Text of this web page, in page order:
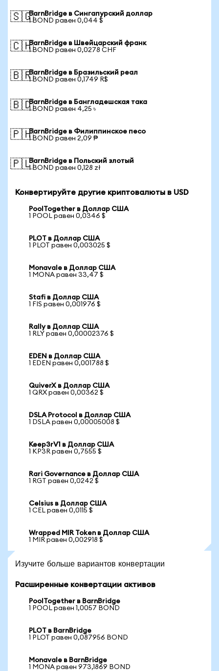
🇸🇬BarnBridge в Сингапурский доллар
1 BOND равен 0,044 $
🇨🇭BarnBridge в Швейцарский франк
1 BOND равен 0,0278 CHF
🇧🇷BarnBridge в Бразильский реал
1 BOND равен 0,1749 R$
🇧🇩BarnBridge в Бангладешская така
1 BOND равен 4,25 ৳
🇵🇭BarnBridge в Филиппинское песо
1 BOND равен 2,09 ₱
🇵🇱BarnBridge в Польский злотый
1 BOND равен 0,128 zł
Конвертируйте другие криптовалюты в USD
PoolTogether в Доллар США
1 POOL равен 0,0346 $
PLOT в Доллар США
1 PLOT равен 0,003025 $
Monavale в Доллар США
1 MONA равен 33,47 $
Stafi в Доллар США
1 FIS равен 0,001976 $
Rally в Доллар США
1 RLY равен 0,00002376 $
EDEN в Доллар США
1 EDEN равен 0,001788 $
QuiverX в Доллар США
1 QRX равен 0,00362 $
DSLA Protocol в Доллар США
1 DSLA равен 0,00005008 $
Keep3rV1 в Доллар США
1 KP3R равен 0,7555 $
Rari Governance в Доллар США
1 RGT равен 0,0242 $
Celsius в Доллар США
1 CEL равен 0,0115 $
Wrapped MIR Token в Доллар США
1 MIR равен 0,002918 $
Изучите больше вариантов конвертации
Расширенные конвертации активов
PoolTogether в BarnBridge
1 POOL равен 1,0057 BOND
PLOT в BarnBridge
1 PLOT равен 0,087956 BOND
Monavale в BarnBridge
1 MONA равен 973,1869 BOND